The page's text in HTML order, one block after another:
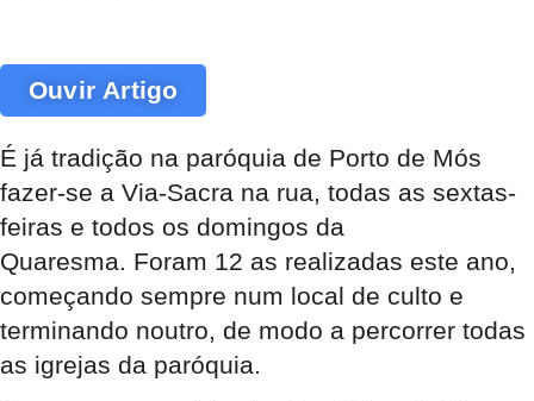
Ouvir Artigo
É já tradição na paróquia de Porto de Mós
fazer-se a Via-Sacra na rua, todas as sextas-
feiras e todos os domingos da
Quaresma. Foram 12 as realizadas este ano,
começando sempre num local de culto e
terminando noutro, de modo a percorrer todas
as igrejas da paróquia.